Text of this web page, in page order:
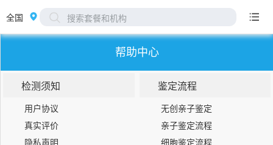
全国 搜索套餐和机构
帮助中心
检测须知
用户协议
真实评价
隐私声明
鉴定流程
无创亲子鉴定
亲子鉴定流程
细胞鉴定流程